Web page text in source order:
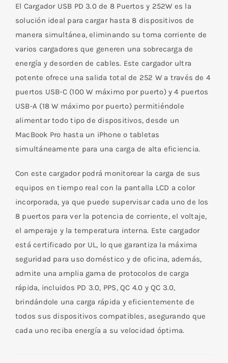
8
Puertos
252W
cantidad
El Cargador USB PD 3.0 de 8 Puertos y 252W es la
solución ideal para cargar hasta 8 dispositivos de
manera simultánea, eliminando su toma corriente de
varios cargadores que generen una sobrecarga de
energía y desorden de cables. Este cargador ultra
potente ofrece una salida total de 252 W a través de 4
puertos USB-C (100 W máximo por puerto) y 4 puertos
USB-A (18 W máximo por puerto) permitiéndole
alimentar todo tipo de dispositivos, desde un
MacBook Pro hasta un iPhone o tabletas
simultáneamente para una carga de alta eficiencia.
Con este cargador podrá monitorear la carga de sus
equipos en tiempo real con la pantalla LCD a color
incorporada, ya que puede supervisar cada uno de los
8 puertos para ver la potencia de corriente, el voltaje,
el amperaje y la temperatura interna. Este cargador
está certificado por UL, lo que garantiza la máxima
seguridad para uso doméstico y de oficina, además,
admite una amplia gama de protocolos de carga
rápida, incluidos PD 3.0, PPS, QC 4.0 y QC 3.0,
brindándole una carga rápida y eficientemente de
todos sus dispositivos compatibles, asegurando que
cada uno reciba energía a su velocidad óptima.